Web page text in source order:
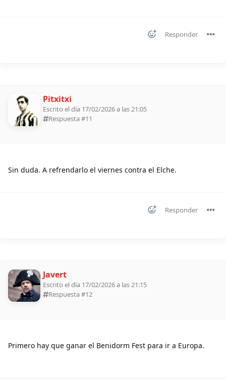
Responder
Pitxitxi
Escrito el día 17/02/2026 a las 21:05
Respuesta #11
Sin duda. A refrendarlo el viernes contra el Elche.
Responder
Javert
Escrito el día 17/02/2026 a las 21:15
Respuesta #12
Primero hay que ganar el Benidorm Fest para ir a Europa.